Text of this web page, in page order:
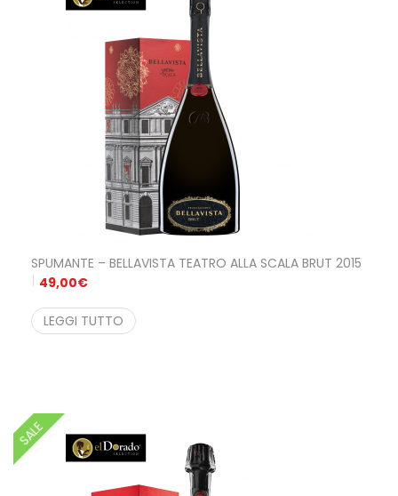
SPUMANTE – BELLAVISTA TEATRO ALLA SCALA BRUT 2015
49,00€
LEGGI TUTTO
SALE